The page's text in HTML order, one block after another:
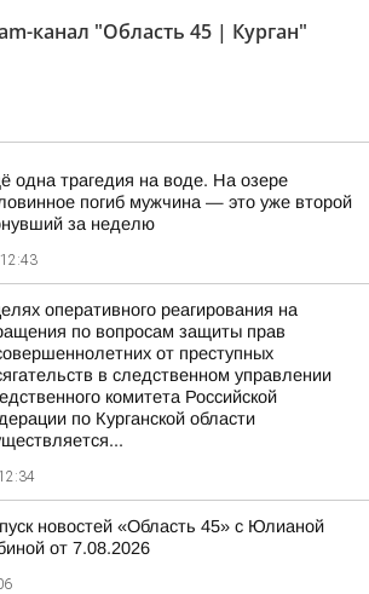
канал "Область 45 | Курган"
одна трагедия на воде. На озере
погиб мужчина — это уже второй
за неделю
12:43
оперативного реагирования на
по вопросам защиты прав
от преступных
в следственном управлении
комитета Российской
по Курганской области
12:34
новостей «Область 45» с Юлианой
от 7.08.2026